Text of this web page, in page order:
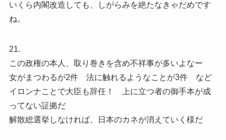
いくら内閣改造しても、しがらみを絶たなきゃだめです
ね。
21.
この政権の本人、取り巻きを含め不祥事が多いよなー
女がまつわるが2件 法に触れるようなことが3件 など
イロンナことで大臣も辞任！ 上に立つ者の御手本が成
ってない証拠だ
解散総選挙しなければ、日本のカネが消えていく様だ